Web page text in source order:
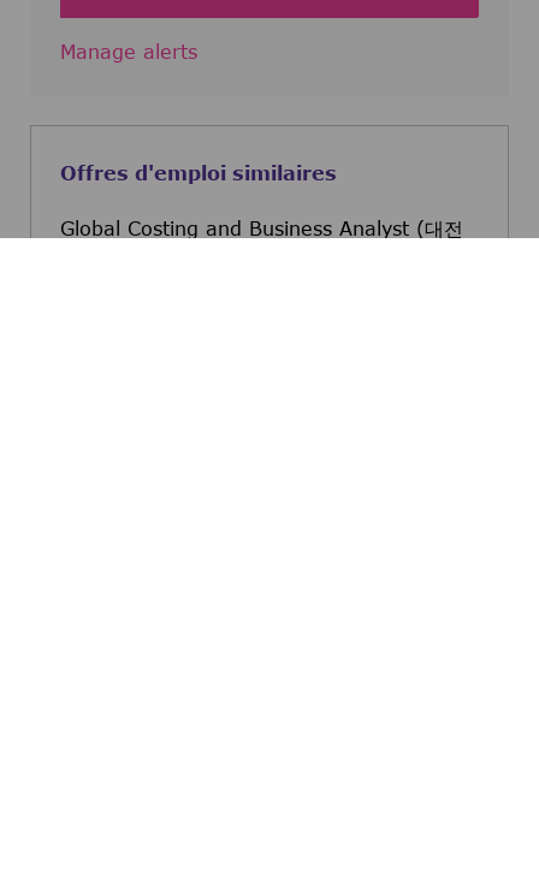
Manage alerts
Offres d'emploi similaires
Global Costing and Business Analyst (대전